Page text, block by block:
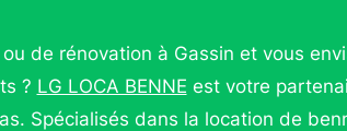
de rénovation à Gassin et vous
? LG LOCA BENNE est votre
Spécialisés dans la location de